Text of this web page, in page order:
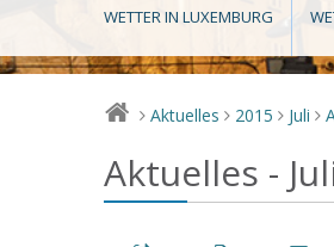
WETTER IN LUXEMBURG
> Aktuelles > 2015 > Juli >
Aktuelles -